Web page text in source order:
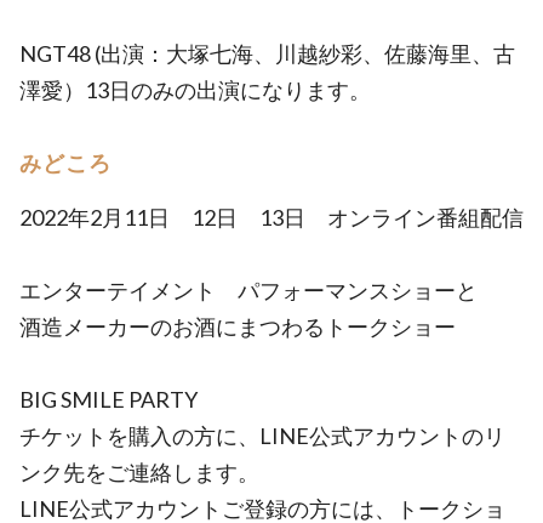
NGT48 (出演：大塚七海、川越紗彩、佐藤海里、古
澤愛）13日のみの出演になります。
みどころ
2022年2月11日 12日 13日 オンライン番組配信
エンターテイメント パフォーマンスショーと
酒造メーカーのお酒にまつわるトークショー
BIG SMILE PARTY
チケットを購入の方に、LINE公式アカウントのリ
ンク先をご連絡します。
LINE公式アカウントご登録の方には、トークショ